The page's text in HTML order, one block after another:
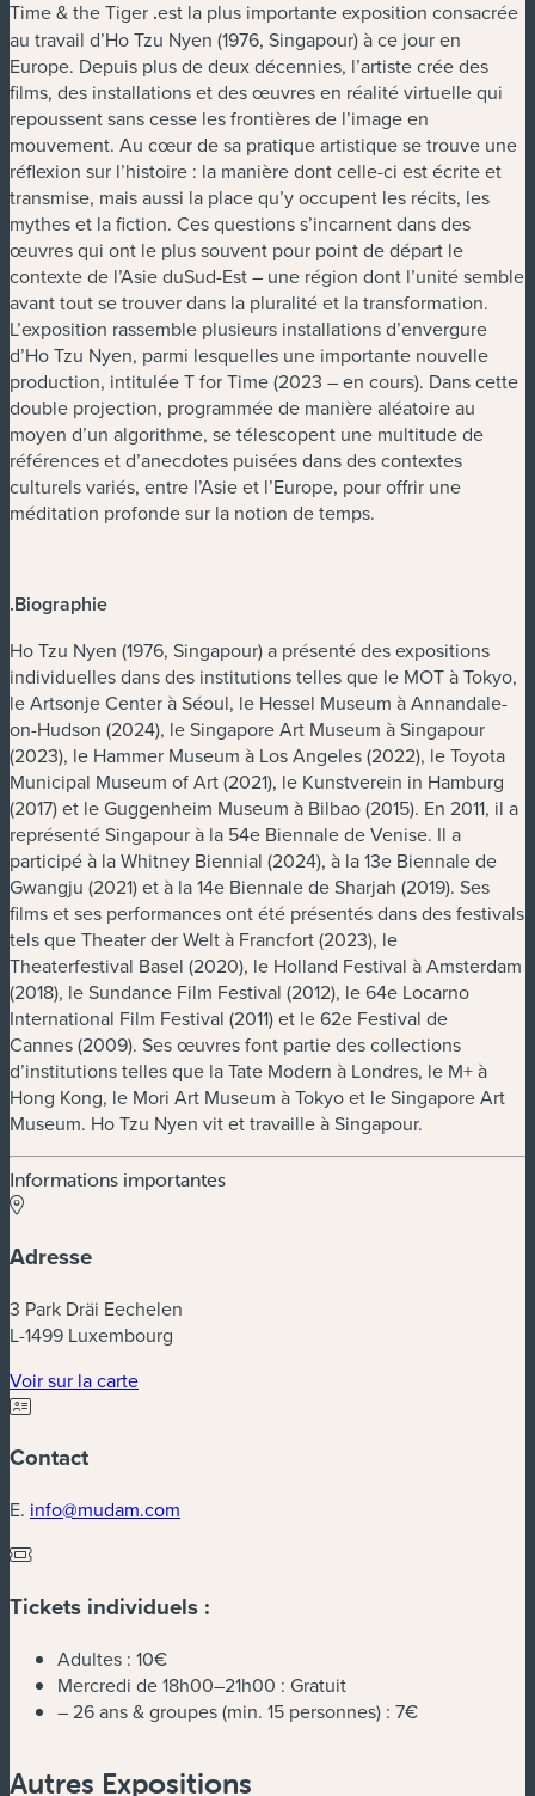
Time & the Tiger .est la plus importante exposition consacrée
au travail d’Ho Tzu Nyen (1976, Singapour) à ce jour en
Europe. Depuis plus de deux décennies, l’artiste crée des
films, des installations et des œuvres en réalité virtuelle qui
repoussent sans cesse les frontières de l’image en
mouvement. Au cœur de sa pratique artistique se trouve une
réflexion sur l’histoire : la manière dont celle-ci est écrite et
transmise, mais aussi la place qu’y occupent les récits, les
mythes et la fiction. Ces questions s’incarnent dans des
œuvres qui ont le plus souvent pour point de départ le
contexte de l’Asie duSud-Est – une région dont l’unité semble
avant tout se trouver dans la pluralité et la transformation.
L’exposition rassemble plusieurs installations d’envergure
d’Ho Tzu Nyen, parmi lesquelles une importante nouvelle
production, intitulée T for Time (2023 – en cours). Dans cette
double projection, programmée de manière aléatoire au
moyen d’un algorithme, se télescopent une multitude de
références et d’anecdotes puisées dans des contextes
culturels variés, entre l’Asie et l’Europe, pour offrir une
méditation profonde sur la notion de temps.
.Biographie
Ho Tzu Nyen (1976, Singapour) a présenté des expositions
individuelles dans des institutions telles que le MOT à Tokyo,
le Artsonje Center à Séoul, le Hessel Museum à Annandale-
on-Hudson (2024), le Singapore Art Museum à Singapour
(2023), le Hammer Museum à Los Angeles (2022), le Toyota
Municipal Museum of Art (2021), le Kunstverein in Hamburg
(2017) et le Guggenheim Museum à Bilbao (2015). En 2011, il a
représenté Singapour à la 54e Biennale de Venise. Il a
participé à la Whitney Biennial (2024), à la 13e Biennale de
Gwangju (2021) et à la 14e Biennale de Sharjah (2019). Ses
films et ses performances ont été présentés dans des festivals
tels que Theater der Welt à Francfort (2023), le
Theaterfestival Basel (2020), le Holland Festival à Amsterdam
(2018), le Sundance Film Festival (2012), le 64e Locarno
International Film Festival (2011) et le 62e Festival de
Cannes (2009). Ses œuvres font partie des collections
d’institutions telles que la Tate Modern à Londres, le M+ à
Hong Kong, le Mori Art Museum à Tokyo et le Singapore Art
Museum. Ho Tzu Nyen vit et travaille à Singapour.
Informations importantes
Adresse
3 Park Dräi Eechelen
L-1499 Luxembourg
Voir sur la carte(nouvelle fenêtre)
Contact
E. info@mudam.com
Tickets individuels :
Adultes : 10€
Mercredi de 18h00–21h00 : Gratuit
– 26 ans & groupes (min. 15 personnes) : 7€
Autres Expositions